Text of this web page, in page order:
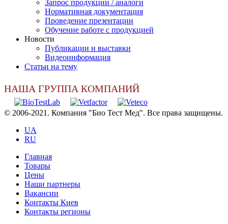
Запрос продукции / аналоги
Нормативная документация
Проведение презентации
Обучение работе с продукцией
Новости
Публикации и выставки
Видеоинформация
Статьи на тему
НАША ГРУППА КОМПАНИЙ
© 2006-2021. Компания "Био Тест Мед". Все права защищены.
UA
RU
Главная
Товары
Цены
Наши партнеры
Вакансии
Контакты Киев
Контакты регионы